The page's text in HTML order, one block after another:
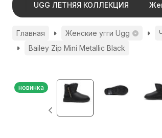
UGG ЛЕТНЯЯ КОЛЛЕКЦИЯ
Главная Женские угги Ugg
Bailey Zip Mini Metallic Black
новинка